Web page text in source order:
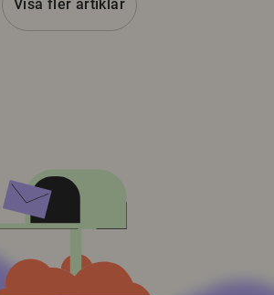
Visa fler artiklar